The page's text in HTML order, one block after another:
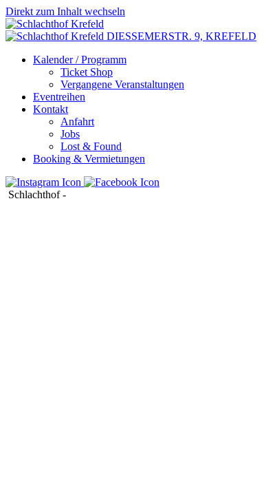
Direkt zum Inhalt wechseln
DIESSEMERSTR. 9, KREFELD
Kalender / Programm
Ticket Shop
Vergangene Veranstaltungen
Eventreihen
Kontakt
Anfahrt
Jobs
Lost & Found
Booking & Vermietungen
Schlachthof-